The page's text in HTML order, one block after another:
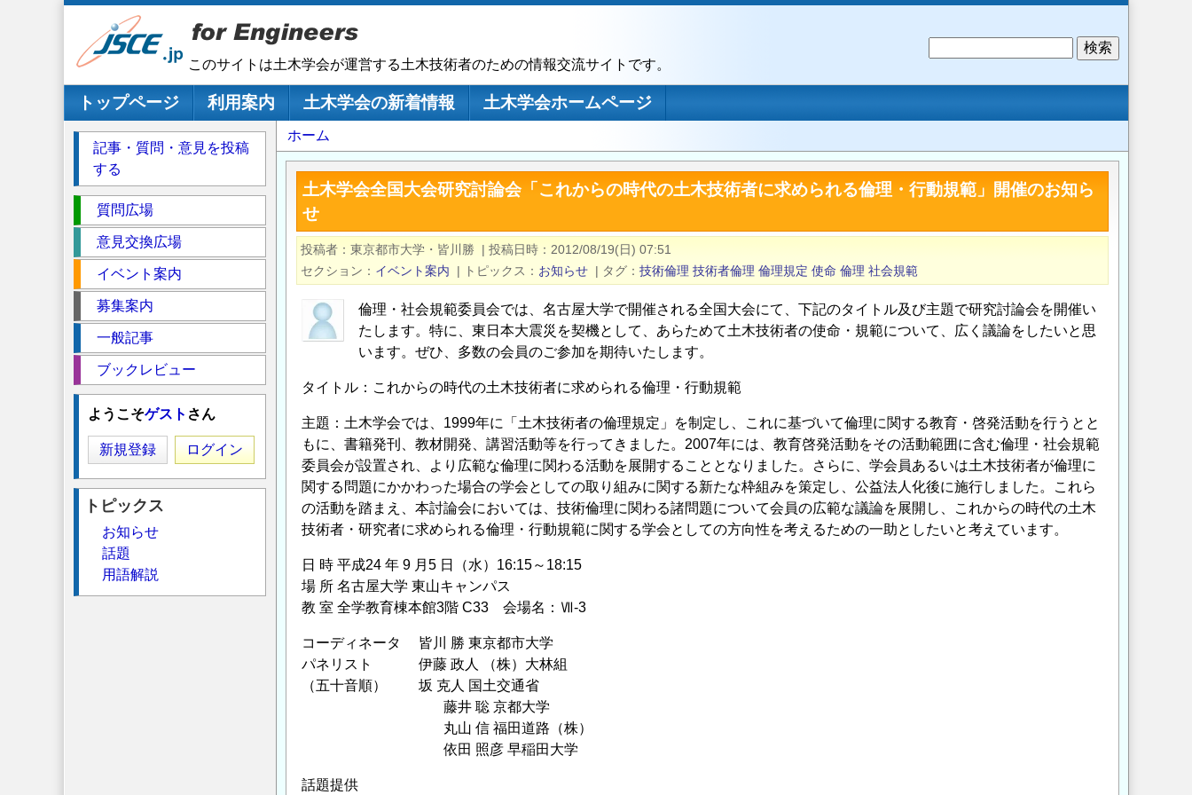
このサイトは土木学会が運営する土木技術者のための情報交流サイトです。
メインナビゲーション
トップページ 利用案内 土木学会の新着情報
土木学会ホームページ
パ
ン
ず
ホーム
土木学会全国大会研究討論会「これからの時代の土木技術者に求められる倫理・行動規範」開催のお知ら
せ
投稿者 東京都市大学・皆川勝 | 投稿日時
2012/08/19(日) 07:51
セクション
イベント案内 | トピックス お知らせ | タグ 技術倫理 技術者倫理 倫理規定 使命 倫理 社会規範
倫理・社会規範委員会では、名古屋大学で開催される全国大会にて、下記のタイトル及び主題で研究討論会を開催い
たします。特に、東日本大震災を契機として、あらためて土木技術者の使命・規範について、広く議論をしたいと思
います。ぜひ、多数の会員のご参加を期待いたします。
タイトル：これからの時代の土木技術者に求められる倫理・行動規範
主題：土木学会では、1999年に「土木技術者の倫理規定」を制定し、これに基づいて倫理に関する教育・啓発活動を行うとと
もに、書籍発刊、教材開発、講習活動等を行ってきました。2007年には、教育啓発活動をその活動範囲に含む倫理・社会規範
委員会が設置され、より広範な倫理に関わる活動を展開することとなりました。さらに、学会員あるいは土木技術者が倫理に
関する問題にかかわった場合の学会としての取り組みに関する新たな枠組みを策定し、公益法人化後に施行しました。これら
の活動を踏まえ、本討論会においては、技術倫理に関わる諸問題について会員の広範な議論を展開し、これからの時代の土木
技術者・研究者に求められる倫理・行動規範に関する学会としての方向性を考えるための一助としたいと考えています。
日 時 平成24 年 9 月5 日（水）16:15～18:15
場 所 名古屋大学 東山キャンパス
教 室 全学教育棟本館3階 C33 会場名：Ⅶ-3
コーディネータ 皆川 勝 東京都市大学
パネリスト 伊藤 政人 （株）大林組
（五十音順） 坂 克人 国土交通省
藤井 聡 京都大学
丸山 信 福田道路（株）
依田 照彦 早稲田大学
話題提供
記事・質問・意見を投稿
する
ク
シ
質問広場
意見交換広場
イベント案内
募集案内
一般記事
ブックレビュー
ようこそゲスト さん
新規登録 ログイン
トピックス
お知らせ
話題
用語解説